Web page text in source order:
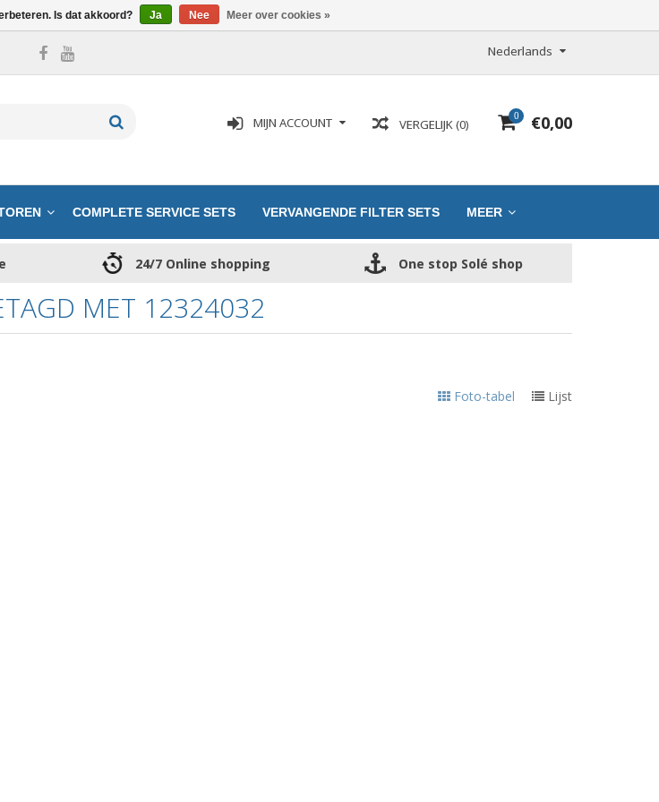
Nederlands
0 €0,00
VERGELIJK (0)
MIJN ACCOUNT
COMPLETE SERVICE SETS VERVANGENDE FILTER SETS MEER
24/7 Online shopping One stop Solé shop
MET 12324032
Foto-tabel Lijst
Is dat akkoord? Ja Nee Meer over cookies »